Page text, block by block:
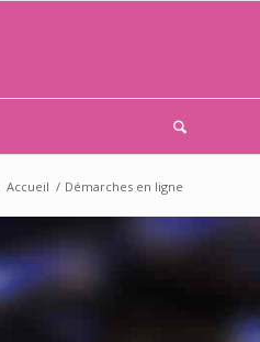
Accueil / Démarches en ligne